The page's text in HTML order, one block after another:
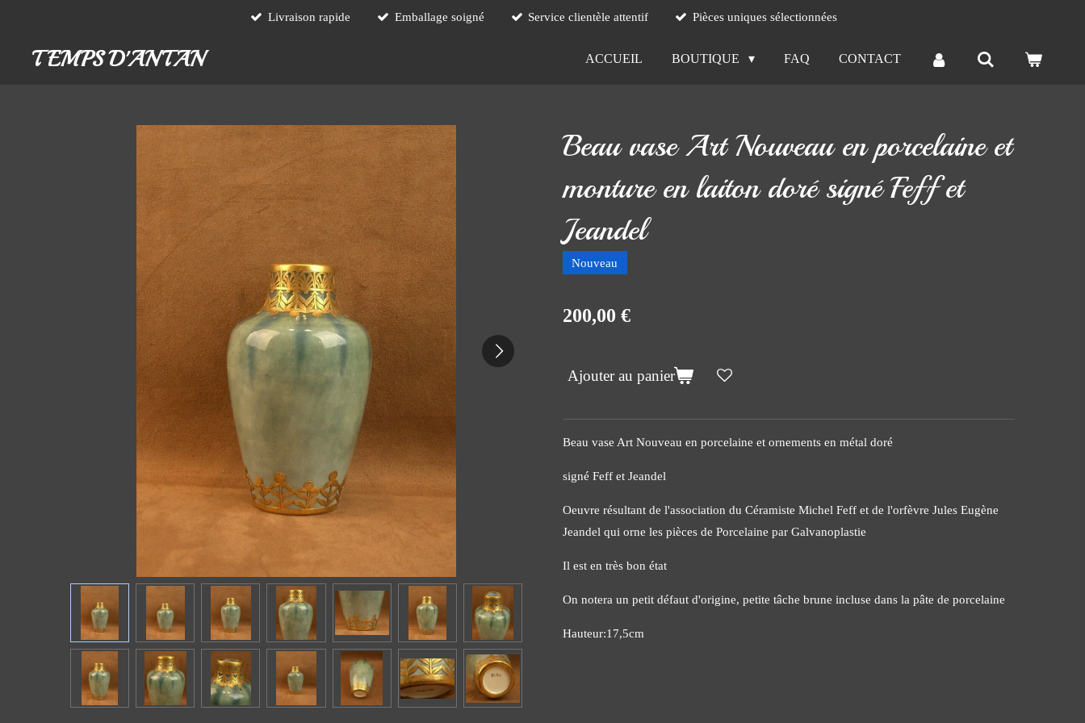
contenu
Livraison rapide Emballage soigné Service clientèle attentif Pièces uniques sélectionnées
TEMPS D'ANTAN ACCUEIL BOUTIQUE FAQ CONTACT
Beau vase Art Nouveau en porcelaine et
monture en laiton doré signé Feff et
Jeandel
Nouveau
200,00 €
Ajouter au panier
Beau vase Art Nouveau en porcelaine et ornements en métal doré
signé Feff et Jeandel
Oeuvre résultant de l'association du Céramiste Michel Feff et de l'orfèvre Jules Eugène
Jeandel qui orne les pièces de Porcelaine par Galvanoplastie
Il est en très bon état
On notera un petit défaut d'origine, petite tâche brune incluse dans la pâte de porcelaine
Hauteur:17,5cm